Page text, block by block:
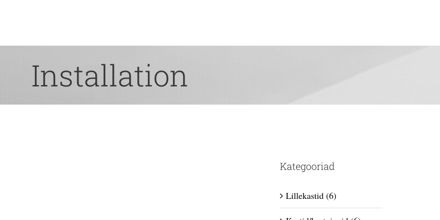
Installation
Kategooriad
Lillekastid (6)